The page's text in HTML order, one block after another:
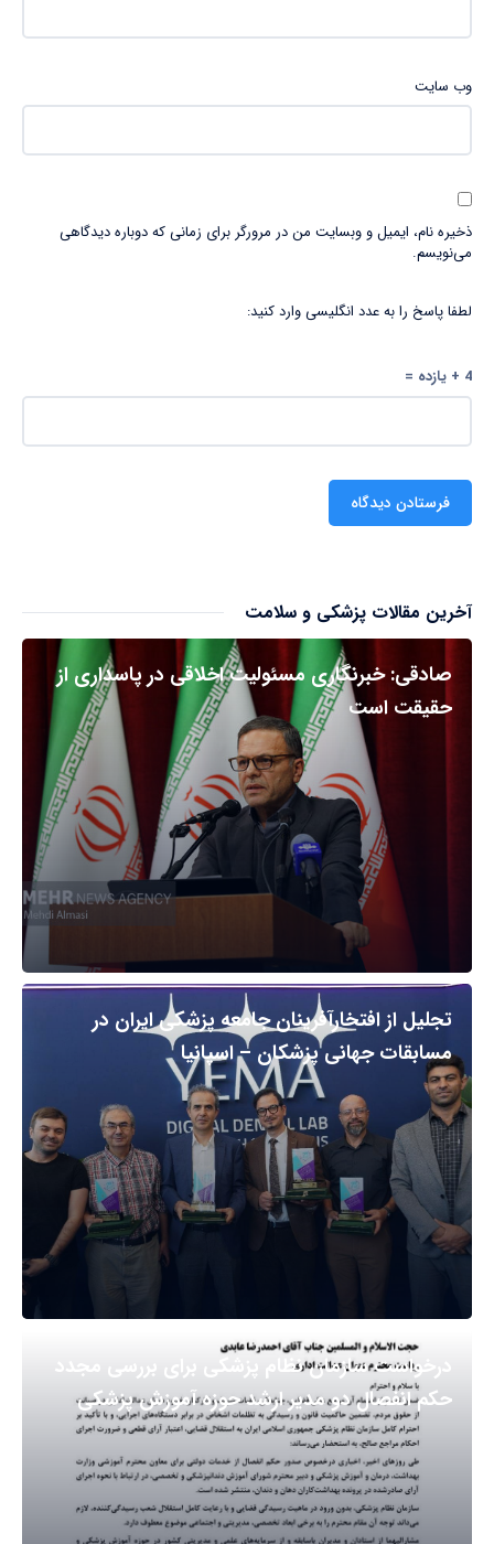
وب‌ سایت
ذخیره نام، ایمیل و وبسایت من در مرورگر برای زمانی که دوباره دیدگاهی
می‌نویسم.
لطفا پاسخ را به عدد انگلیسی وارد کنید:
4 + یازده =
آخرین مقالات پزشکی و سلامت
صادقی: خبرنگاری مسئولیت اخلاقی در پاسداری از
حقیقت است
تجلیل از افتخارآفرینان جامعه پزشکی ایران در
مسابقات جهانی پزشکان – اسپانیا
درخواست سازمان نظام پزشکی برای بررسی مجدد
حکم انفصال دو مدیر ارشد حوزه آموزش پزشکی